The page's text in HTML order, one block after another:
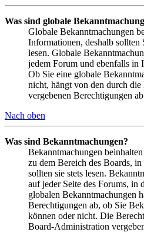
Was sind globale
Globale Bekanntmachungen
Informationen, deshalb sollten
lesen. Globale
jedem Forum und ebenfalls in
Ob Sie eine globale
nicht, hängt von den durch
vergebenen Berechtigungen
Nach oben
Was sind Bekanntmachungen?
Bekanntmachungen
zu dem Bereich des Boards,
sollten sie stets lesen.
auf jeder Seite des Forums, in
globalen Bekanntmachungen
Berechtigungen ab, ob Sie
können oder nicht. Die
Board-Administration